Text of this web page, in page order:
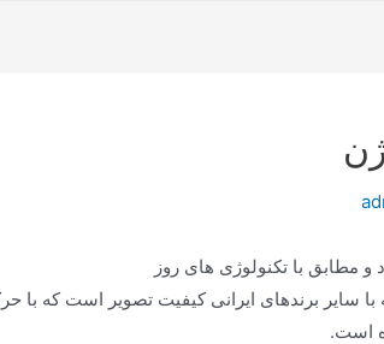
و مطابق با تکنولوژی های روز
سایر برندهای ایرانی کیفیت تصویر است که با
است.